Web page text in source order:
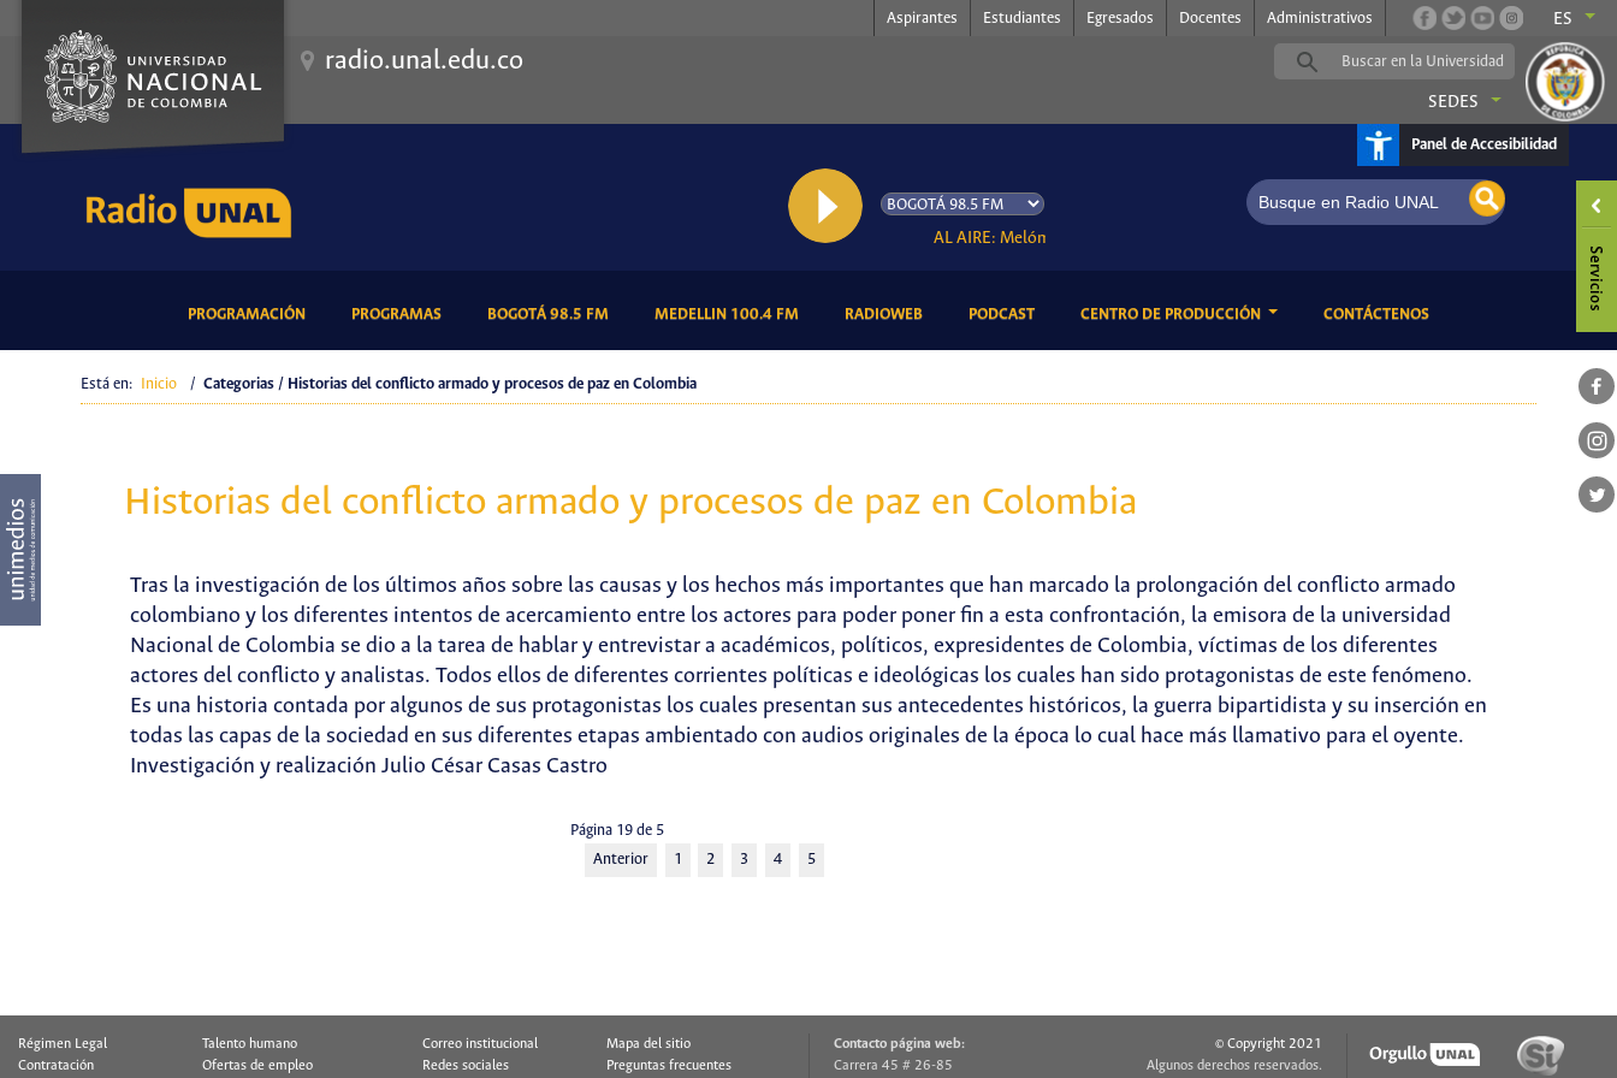
Aspirantes Estudiantes Egresados Docentes Administrativos ES
radio.unal.edu.co
SEDES
Panel de Accesibilidad
AL AIRE: Melómanos
PROGRAMACIÓN(CURRENT)PROGRAMAS(CURRENT)BOGOTÁ 98.5 FM(CURRENT)MEDELLIN 100.4 FM(CURRENT)RADIOWEB(CURRENT)PODCAST(CURRENT)CENTRO DE PRODUCCIÓN CONTÁCTENOS(CURRENT)
Está en: Inicio / Categorias / Historias del conflicto armado y procesos de paz en Colombia
Historias del conflicto armado y procesos de paz en Colombia
Tras la investigación de los últimos años sobre las causas y los hechos más importantes que han marcado la prolongación del conflicto armado
colombiano y los diferentes intentos de acercamiento entre los actores para poder poner fin a esta confrontación, la emisora de la universidad
Nacional de Colombia se dio a la tarea de hablar y entrevistar a académicos, políticos, expresidentes de Colombia, víctimas de los diferentes
actores del conflicto y analistas. Todos ellos de diferentes corrientes políticas e ideológicas los cuales han sido protagonistas de este fenómeno.
Es una historia contada por algunos de sus protagonistas los cuales presentan sus antecedentes históricos, la guerra bipartidista y su inserción en
todas las capas de la sociedad en sus diferentes etapas ambientado con audios originales de la época lo cual hace más llamativo para el oyente.
Investigación y realización Julio César Casas Castro
Página 19 de 5
Anterior
1 2 3 4 5
Régimen Legal
Talento humano
Contratación
Ofertas de empleo
Correo institucional
Mapa del sitio
Redes sociales
Preguntas frecuentes
Contacto página web:
Carrera 45 # 26-85
© Copyright 2021
Algunos derechos reservados.